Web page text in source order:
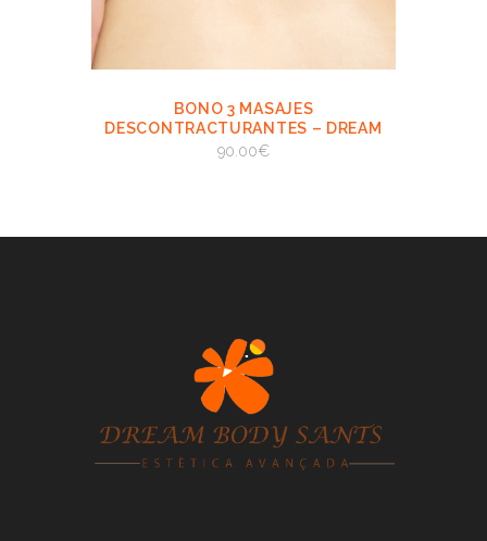
AÑADIR AL
CARRITO
BONO 3 MASAJES
DESCONTRACTURANTES – DREAM
BODY SANTS
90.00€